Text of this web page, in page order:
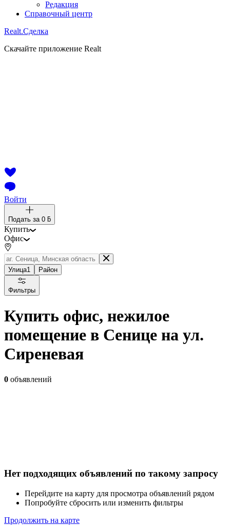
Редакция
Справочный центр
Realt.Сделка
Скачайте приложение Realt
Войти
Подать за 0 ƃ
Купить
Офис
Улица1 Район
Фильтры
Купить офис, нежилое
помещение в Сенице на ул.
Сиреневая
0 объявлений
Нет подходящих объявлений по такому запросу
Перейдите на карту для просмотра объявлений рядом
Попробуйте сбросить или изменить фильтры
Продолжить на карте